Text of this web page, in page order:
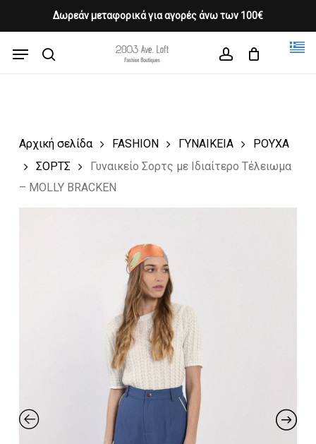
Δωρεάν μεταφορικά για αγορές άνω των 100€
content
Menu
Cart CLOSE
CART
Αρχική σελίδα FASHION ΓΥΝΑΙΚΕΙΑ
ΡΟΥΧΑ
ΣΟΡΤΣ
Γυναικείο Σορτς με Ιδιαίτερο Τέλειωμα
– MOLLY BRACKEN
Close